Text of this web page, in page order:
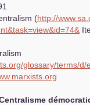
(http://
glossary/terms/d/